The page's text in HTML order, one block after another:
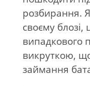
розбирання.
своєму
випадкового
викруткою,
займання